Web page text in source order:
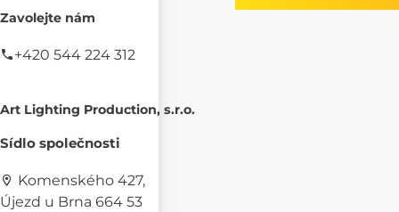
Zavolejte nám
+420 544 224 312
Art Lighting Production, s.r.o.
Sídlo společnosti
Komenského 427,
Újezd u Brna 664 53